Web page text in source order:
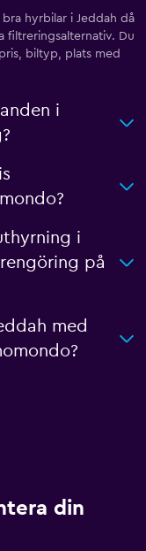
hyrbilar i Jeddah då
filtreringsalternativ. Du
biltyp, plats med
i
i
på
med
din